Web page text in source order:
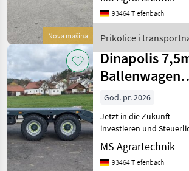
MARKETPLACE
Marketplace
Ponude
trgovaca
Mali
oglasi
Nova mašina
Sonderabschreibung in
ersten drei Jahren
Förderanträge ! –
93464 Tiefenbach
Prikolice i
vozila / Dinapolis
Dinapolis
Ballenwagen
Hydraulisch
absenkbare
Rampe Dr
God. pr. 2026
Jetzt in die Zukunft
investieren und
profitieren ! Mit je 30%
Sonderabschreibung in
ersten drei Jahren
MS Agrartechnik
93464 Tiefenbach